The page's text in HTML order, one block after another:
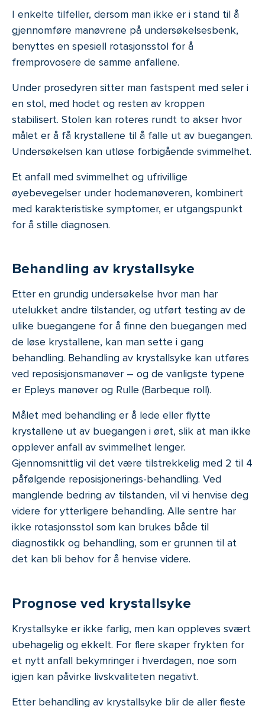
I enkelte tilfeller, dersom man ikke er i stand til å
gjennomføre manøvrene på undersøkelsesbenk,
benyttes en spesiell rotasjonsstol for å
fremprovosere de samme anfallene.
Under prosedyren sitter man fastspent med seler i
en stol, med hodet og resten av kroppen
stabilisert. Stolen kan roteres rundt to akser hvor
målet er å få krystallene til å falle ut av buegangen.
Undersøkelsen kan utløse forbigående svimmelhet.
Et anfall med svimmelhet og ufrivillige
øyebevegelser under hodemanøveren, kombinert
med karakteristiske symptomer, er utgangspunkt
for å stille diagnosen.
Behandling av krystallsyke
Etter en grundig undersøkelse hvor man har
utelukket andre tilstander, og utført testing av de
ulike buegangene for å finne den buegangen med
de løse krystallene, kan man sette i gang
behandling. Behandling av krystallsyke kan utføres
ved reposisjonsmanøver – og de vanligste typene
er Epleys manøver og Rulle (Barbeque roll).
Målet med behandling er å lede eller flytte
krystallene ut av buegangen i øret, slik at man ikke
opplever anfall av svimmelhet lenger.
Gjennomsnittlig vil det være tilstrekkelig med 2 til 4
påfølgende reposisjonerings-behandling. Ved
manglende bedring av tilstanden, vil vi henvise deg
videre for ytterligere behandling. Alle sentre har
ikke rotasjonsstol som kan brukes både til
diagnostikk og behandling, som er grunnen til at
det kan bli behov for å henvise videre.
Prognose ved krystallsyke
Krystallsyke er ikke farlig, men kan oppleves svært
ubehagelig og ekkelt. For flere skaper frykten for
et nytt anfall bekymringer i hverdagen, noe som
igjen kan påvirke livskvaliteten negativt.
Etter behandling av krystallsyke blir de aller fleste